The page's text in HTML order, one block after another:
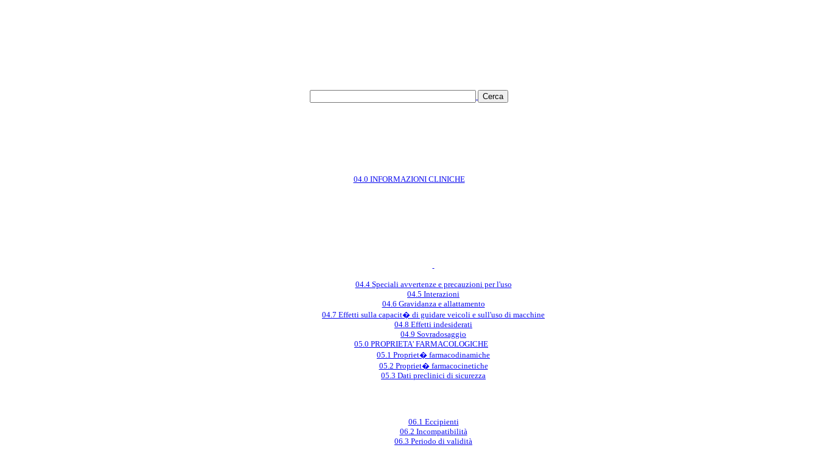
04.0 INFORMAZIONI CLINICHE
04.4 Speciali avvertenze e precauzioni per l'uso
04.5 Interazioni
04.6 Gravidanza e allattamento
04.7 Effetti sulla capacit� di guidare veicoli e sull'uso di macchine
04.8 Effetti indesiderati
04.9 Sovradosaggio
05.0 PROPRIETA' FARMACOLOGICHE
05.1 Propriet� farmacodinamiche
05.2 Propriet� farmacocinetiche
05.3 Dati preclinici di sicurezza
06.1 Eccipienti
06.2 Incompatibilità
06.3 Periodo di validità